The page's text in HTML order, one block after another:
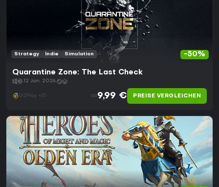
-50%
Strategy Indie Simulation
Quarantine Zone: The Last Check
12 Jan. 2026
G2Play +31 ab9,99 € PREISE VERGLEICHEN